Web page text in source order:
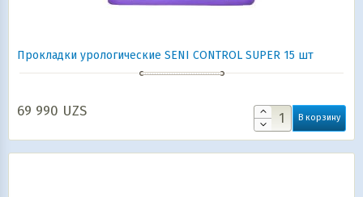
Прокладки урологические SENI CONTROL SUPER 15 шт
69 990 UZS В корзину